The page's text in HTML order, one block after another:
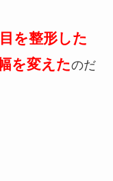
を整形した
を変えたのだ